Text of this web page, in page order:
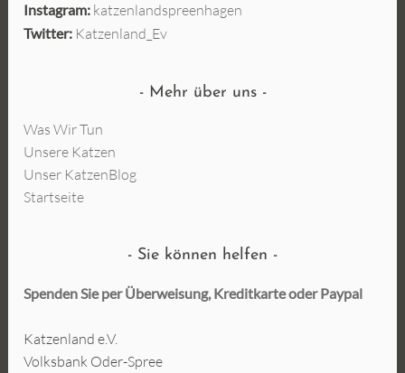
Instagram: katzenlandspreenhagen
Twitter: Katzenland_Ev
Mehr über uns
Was Wir Tun
Unsere Katzen
Unser KatzenBlog
Startseite
Sie können helfen
Spenden Sie per Überweisung, Kreditkarte oderPaypal
Katzenland e.V.
Volksbank Oder-Spree